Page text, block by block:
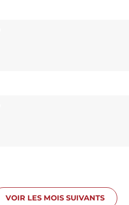
VOIR LES MOIS SUIVANTS